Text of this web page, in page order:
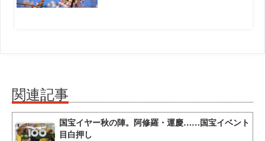
関連記事
国宝イヤー秋の陣。阿修羅・運慶……国宝イベント
目白押し